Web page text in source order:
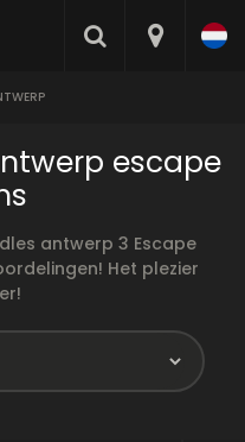
escape
antwerp 3 Escape
Het plezier